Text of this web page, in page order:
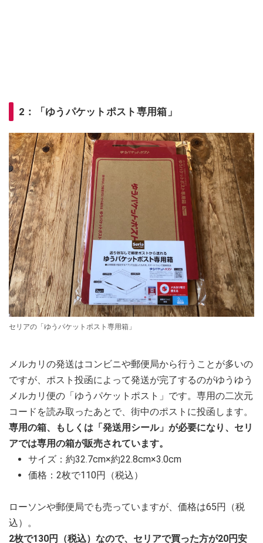
2：「ゆうパケットポスト専用箱」
セリアの「ゆうパケットポスト専用箱」
メルカリの発送はコンビニや郵便局から行うことが多いの
ですが、ポスト投函によって発送が完了するのがゆうゆう
メルカリ便の「ゆうパケットポスト」です。専用の二次元
コードを読み取ったあとで、街中のポストに投函します。
専用の箱、もしくは「発送用シール」が必要になり、セリ
アでは専用の箱が販売されています。
サイズ：約32.7cm×約22.8cm×3.0cm
価格：2枚で110円（税込）
ローソンや郵便局でも売っていますが、価格は65円（税
込）。
2枚で130円（税込）なので、セリアで買った方が20円安